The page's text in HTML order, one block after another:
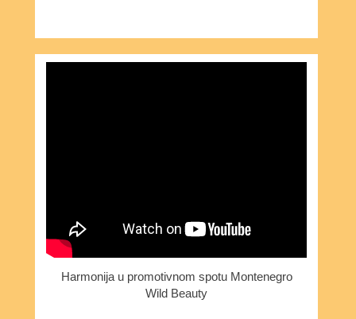
Harmonija u promotivnom spotu Montenegro
Wild Beauty